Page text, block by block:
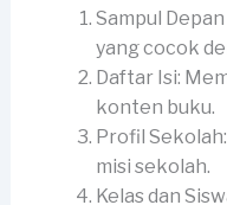
Sampul
yang cocok
Daftar Isi:
konten buku.
Profil
misi sekolah.
Kelas dan